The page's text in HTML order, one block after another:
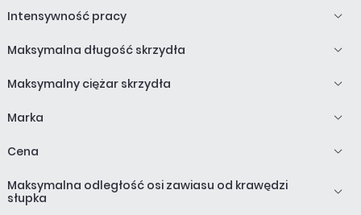
Intensywność pracy
Maksymalna długość skrzydła
Maksymalny ciężar skrzydła
Marka
Cena
Maksymalna odległość osi zawiasu od krawędzi
słupka